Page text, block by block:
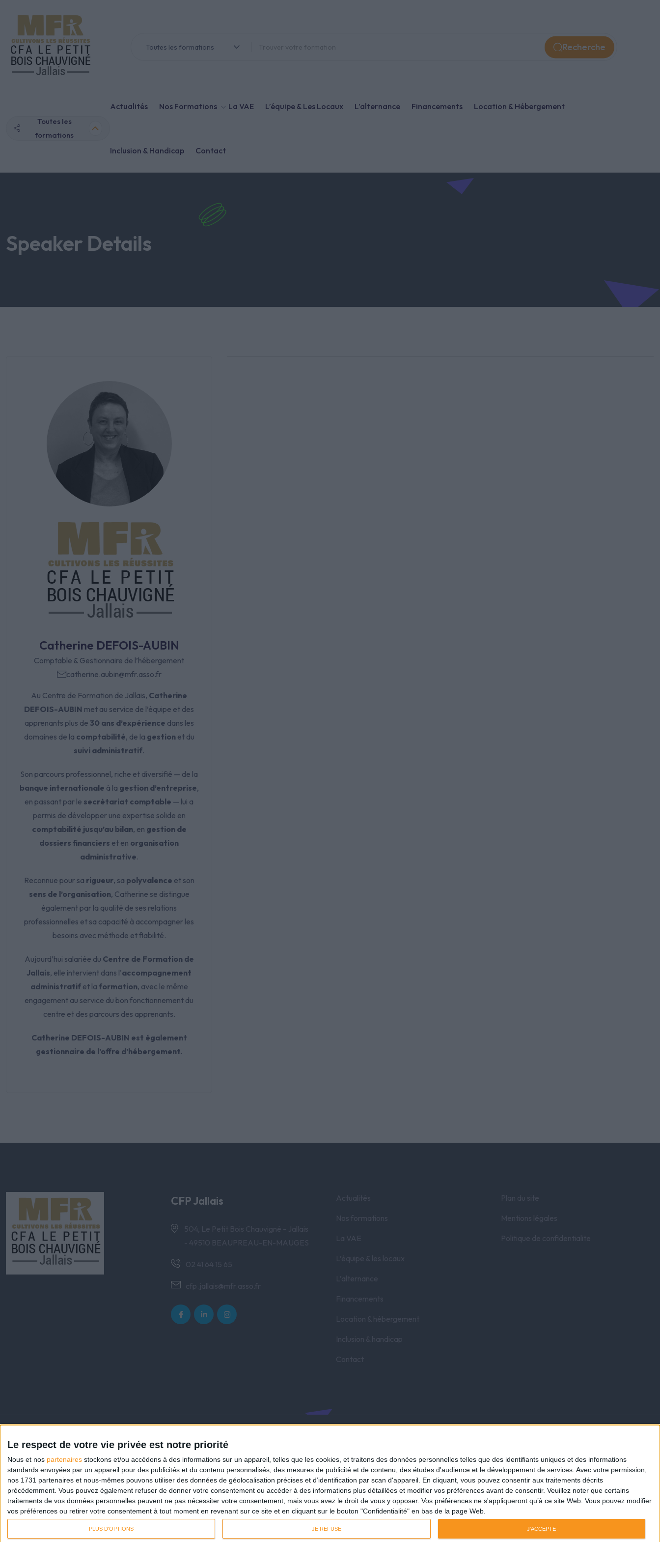
Le respect de votre vie privée est notre priorité
Nous et nos partenaires stockons et/ou accédons à des informations sur un appareil, telles que les cookies, et traitons des données personnelles telles que des identifiants uniques et des informations
standards envoyées par un appareil pour des publicités et du contenu personnalisés, des mesures de publicité et de contenu, des études d'audience et le développement de services. Avec votre permission,
nos 1731 partenaires et nous-mêmes pouvons utiliser des données de géolocalisation précises et d’identification par scan d'appareil. En cliquant, vous pouvez consentir aux traitements décrits
précédemment. Vous pouvez également refuser de donner votre consentement ou accéder à des informations plus détaillées et modifier vos préférences avant de consentir. Veuillez noter que certains
traitements de vos données personnelles peuvent ne pas nécessiter votre consentement, mais vous avez le droit de vous y opposer. Vos préférences ne s'appliqueront qu’à ce site Web. Vous pouvez modifier
vos préférences ou retirer votre consentement à tout moment en revenant sur ce site et en cliquant sur le bouton "Confidentialité" en bas de la page Web.
PLUS D'OPTIONS JE REFUSE J'ACCEPTE
t
Toutes les formations Recherche
Toutes les
formations
Actualités Nos Formations La VAE L’équipe & Les Locaux L’alternance Financements Location & Hébergement
Inclusion & Handicap Contact
Speaker Details
Catherine DEFOIS-AUBIN
Comptable & Gestionnaire de l’hébergement
catherine.aubin@mfr.asso.fr
Au Centre de Formation de Jallais, Catherine
DEFOIS-AUBIN met au service de l’équipe et des
apprenants plus de 30 ans d’expérience dans les
domaines de la comptabilité, de la gestion et du
suivi administratif.
Son parcours professionnel, riche et diversifié — de la
banque internationale à la gestion d’entreprise,
en passant par le secrétariat comptable — lui a
permis de développer une expertise solide en
comptabilité jusqu’au bilan, en gestion de
dossiers financiers et en organisation
administrative.
Reconnue pour sa rigueur, sa polyvalence et son
sens de l’organisation, Catherine se distingue
également par la qualité de ses relations
professionnelles et sa capacité à accompagner les
besoins avec méthode et fiabilité.
Aujourd’hui salariée du Centre de Formation de
Jallais, elle intervient dans l’accompagnement
administratifet la formation, avec le même
engagement au service du bon fonctionnement du
centre et des parcours des apprenants.
Catherine DEFOIS-AUBIN est également
gestionnaire de l’offre d’hébergement.
CFP Jallais
/*; } .etn-event-item .etn-event-category span, .etn-btn, .attr-btn-primary, .etn-attendee-form .etn-btn, .etn-ticket-widget .etn-btn, .schedule-list-1 .schedule-header, .speaker-style4 .etn-
speaker-content .etn-title a, .etn-speaker-details3 .speaker-title-info, .etn-event-slider .swiper-pagination-bullet, .etn-speaker-slider .swiper-pagination-bullet, .etn-event-slider .swiper-button-
next, .etn-event-slider .swiper-button-prev, .etn-speaker-slider .swiper-button-next, .etn-speaker-slider .swiper-button-prev, .etn-single-speaker-item .etn-speaker-thumb .etn-speakers-social
a, .etn-event-header .etn-event-countdown-wrap .etn-count-item, .schedule-tab-1 .etn-nav li a.etn-active, .schedule-list-wrapper .schedule-listing.multi-schedule-list .schedule-slot-time, .etn-
speaker-item.style-3 .etn-speaker-content .etn-speakers-social a, .event-tab-wrapper ul li a.etn-tab-a.etn-active, .etn-btn, button.etn-btn.etn-btn-primary, .etn-schedule-style-3 ul li:before,
.etn-zoom-btn, .cat-radio-btn-list [type=radio]:checked+label:after, .cat-radio-btn-list [type=radio]:not(:checked)+label:after, .etn-default-calendar-style .fc-button:hover, .etn-default-calendar-
style .fc-state-highlight, .etn-calender-list a:hover, .events_calendar_standard .cat-dropdown-list select, .etn-event-banner-wrap, .events_calendar_list .calendar-event-details .calendar-event-
content .calendar-event-category-wrap .etn-event-category, .etn-variable-ticket-widget .etn-add-to-cart-block, .etn-recurring-event-wrapper #seeMore, .more-event-tag, .etn-settings-